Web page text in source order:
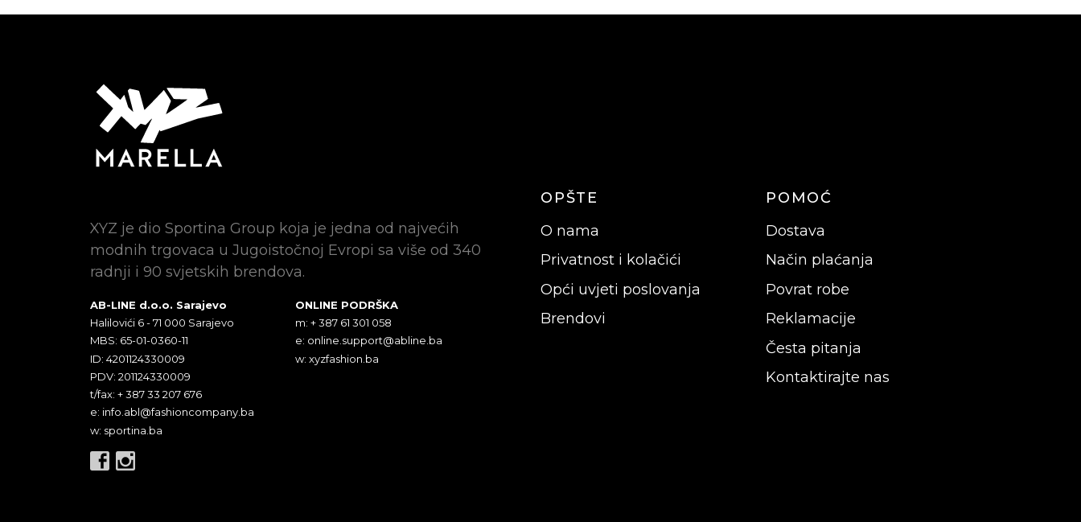
XYZ je dio Sportina Group koja je jedna od najvećih
modnih trgovaca u Jugoistočnoj Evropi sa više od 340
radnji i 90 svjetskih brendova.
AB-LINE d.o.o. Sarajevo
Halilovići 6 - 71 000 Sarajevo
MBS: 65-01-0360-11
ID: 4201124330009
PDV: 201124330009
t/fax: + 387 33 207 676
e: info.abl@fashioncompany.ba
w: sportina.ba
ONLINE PODRŠKA
m: + 387 61 301 058
e: online.support@abline.ba
w: xyzfashion.ba
OPŠTE
O nama
Privatnost i kolačići
Opći uvjeti poslovanja
Brendovi
POMOĆ
Dostava
Način plaćanja
Povrat robe
Reklamacije
Česta pitanja
Kontaktirajte nas